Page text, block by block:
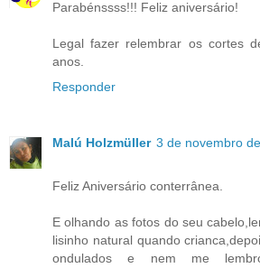
Parabénssss!!! Feliz aniversário!
Legal fazer relembrar os cortes
anos.
Responder
Malú Holzmüller 3 de novembro
Feliz Aniversário conterrânea.
E olhando as fotos do seu
lisinho natural quando
ondulados e nem me